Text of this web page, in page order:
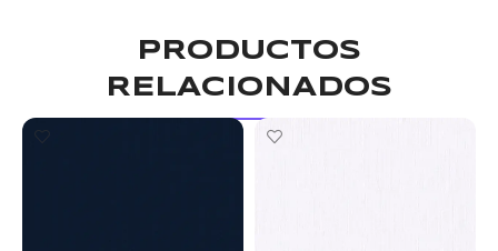
PRODUCTOS
RELACIONADOS